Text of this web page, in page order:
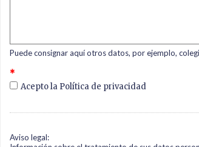
Puede consignar aquí otros datos, por ejemplo,
*
Acepto la Política de privacidad
Aviso legal: